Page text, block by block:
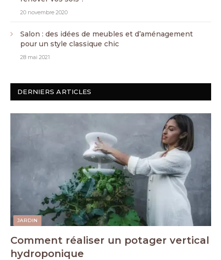
20 novembre 2020
Salon : des idées de meubles et d’aménagement
pour un style classique chic
28 mai 2021
DERNIERS ARTICLES
JARDIN
Comment réaliser un potager vertical
hydroponique